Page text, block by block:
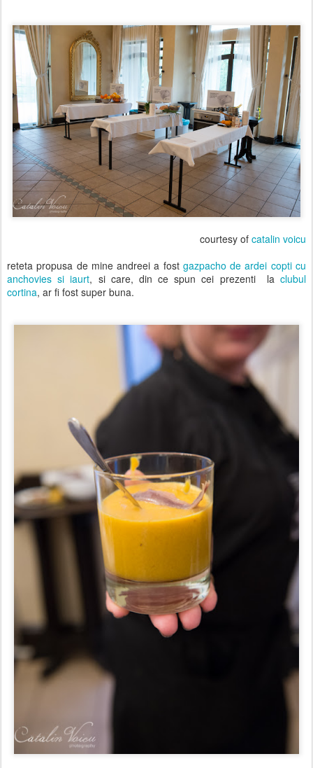
courtesy of catalin voicu
reteta propusa de mine andreei a fost gazpacho de ardei copti cu
anchovies si iaurt, si care, din ce spun cei prezenti laclubul
cortina, ar fi fost super buna.